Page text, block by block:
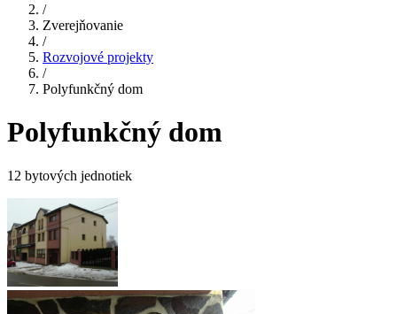
/
Zverejňovanie
/
Rozvojové projekty
/
Polyfunkčný dom
Polyfunkčný dom
12 bytových jednotiek